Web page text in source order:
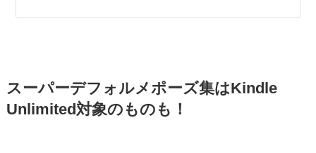
スーパーデフォルメポーズ集はKindle
Unlimited対象のものも！